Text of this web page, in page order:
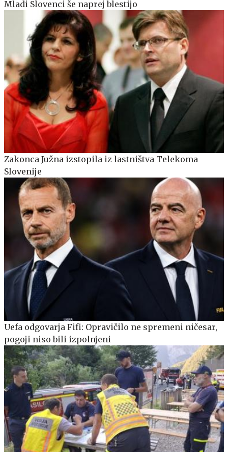
Mladi Slovenci še naprej blestijo
Zakonca Južna izstopila iz lastništva Telekoma
Slovenije
Uefa odgovarja Fifi: Opravičilo ne spremeni ničesar,
pogoji niso bili izpolnjeni